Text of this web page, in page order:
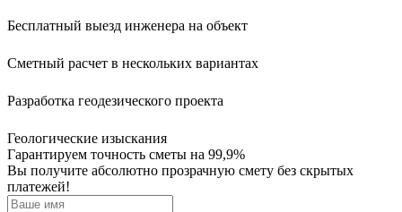
Бесплатный выезд инженера на объект
Сметный расчет в нескольких вариантах
Разработка геодезического проекта
Геологические изыскания
Гарантируем точность сметы на 99,9%
Вы получите абсолютно прозрачную смету без скрытых
платежей!